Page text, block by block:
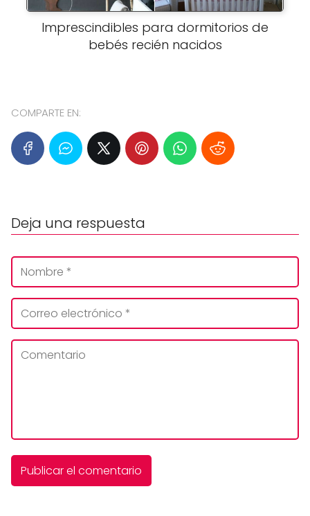
Imprescindibles para dormitorios de
bebés recién nacidos
COMPARTE EN:
Deja una respuesta